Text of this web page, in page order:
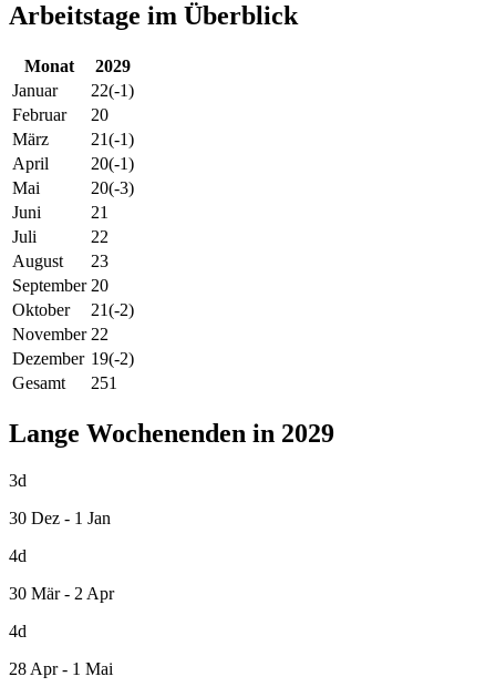
Arbeitstage im Überblick
Monat
2029
Januar
22(-1)
Februar
20
März
21(-1)
April
20(-1)
Mai
20(-3)
Juni
21
Juli
22
August
23
September 20
Oktober
21(-2)
November 22
Dezember 19(-2)
Gesamt
251
Lange Wochenenden in 2029
3d
30 Dez - 1 Jan
4d
30 Mär - 2 Apr
4d
28 Apr - 1 Mai